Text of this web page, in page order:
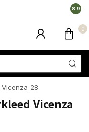
8.9
0
Vicenza 28
Vicenza